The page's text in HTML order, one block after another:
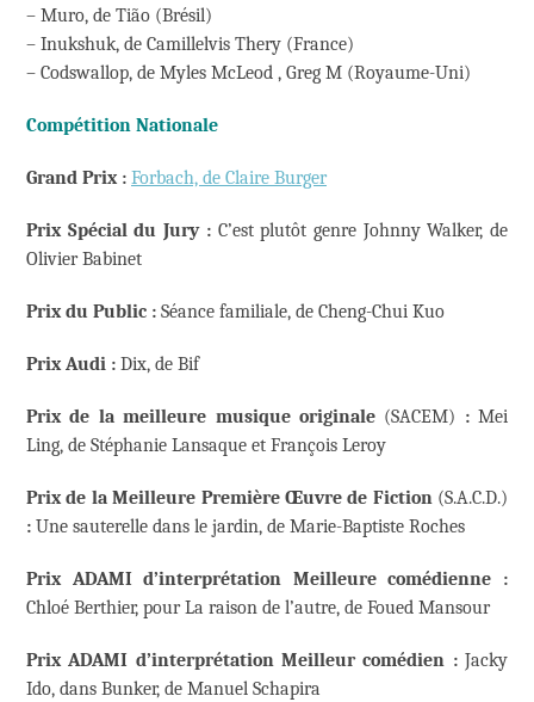
– Muro, de Tião (Brésil)
– Inukshuk, de Camillelvis Thery (France)
– Codswallop, de Myles McLeod , Greg M (Royaume-Uni)
Compétition Nationale
Grand Prix : Forbach, de Claire Burger
Prix Spécial du Jury :C’est plutôt genre Johnny Walker, de
Olivier Babinet
Prix du Public : Séance familiale, de Cheng-Chui Kuo
Prix Audi : Dix, de Bif
Prix de la meilleure musique originale(SACEM) : Mei
Ling, de Stéphanie Lansaque et François Leroy
Prix de la Meilleure Première Œuvre de Fiction(S.A.C.D.)
: Une sauterelle dans le jardin, de Marie-Baptiste Roches
Prix ADAMI d’interprétation Meilleure comédienne
:
Chloé Berthier, pour La raison de l’autre, de Foued Mansour
Prix ADAMI d’interprétation Meilleur comédien : Jacky
Ido, dans Bunker, de Manuel Schapira